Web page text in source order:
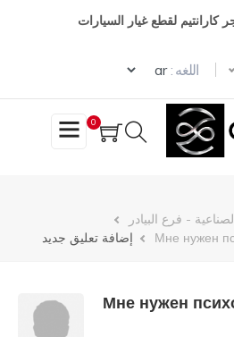
كارانتيم لقطع غيار السيارات
اللغه :
Select your language
0
- فرع البيادر
Мне нужен
إضافة تعليق جديد
Мне нужен